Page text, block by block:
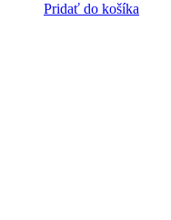
Pridať do košíka